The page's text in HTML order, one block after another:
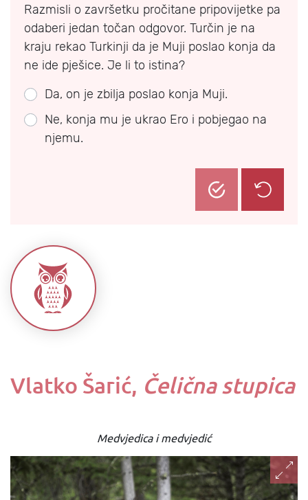
Razmisli o završetku pročitane pripovijetke pa
odaberi jedan točan odgovor. Turčin je na
kraju rekao Turkinji da je Muji poslao konja da
ne ide pješice. Je li to istina?
Da, on je zbilja poslao konja Muji.
Ne, konja mu je ukrao Ero i pobjegao na
njemu.
Vlatko Šarić, Čelična stupica
Medvjedica i medvjedić